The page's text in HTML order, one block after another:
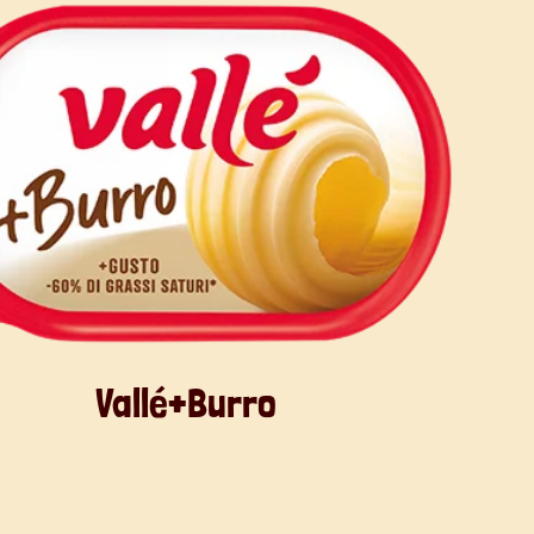
Vallé+Burro